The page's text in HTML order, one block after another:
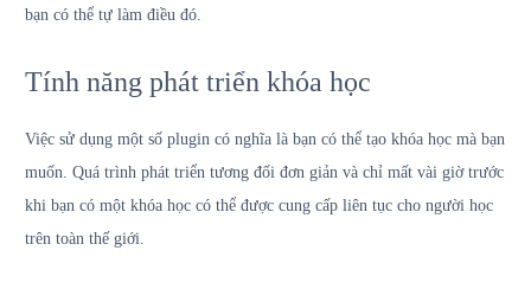
bạn có thể tự làm điều đó.
Tính năng phát triển khóa học
Việc sử dụng một số plugin có nghĩa là bạn có thể tạo khóa học mà bạn
muốn. Quá trình phát triển tương đối đơn giản và chỉ mất vài giờ trước
khi bạn có một khóa học có thể được cung cấp liên tục cho người học
trên toàn thế giới.